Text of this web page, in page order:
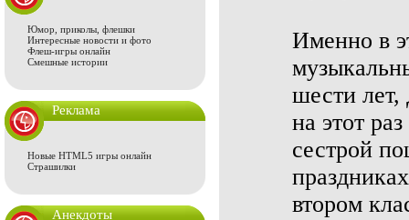
Юмор, приколы, флешки
Интересные новости и фото
Флеш-игры онлайн
Смешные истории
Реклама
Новые HTML5 игры онлайн
Страшилки
Анекдоты
Именно в
шести лет,
на этот
сестрой
втором